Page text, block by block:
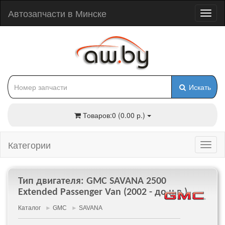
Автозапчасти в Минске
Искать
Товаров:0 (0.00 р.)
Категории
Тип двигателя: GMC SAVANA 2500
Extended Passenger Van (2002 - до н.в.)
Каталог ► GMC ► SAVANA